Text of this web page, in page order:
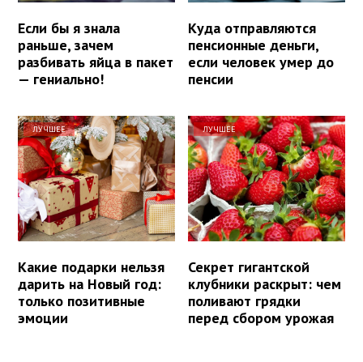
Если бы я знала
раньше, зачем
разбивать яйца в пакет
— гениально!
Куда отправляются
пенсионные деньги,
если человек умер до
пенсии
ЛУЧШЕЕ
Какие подарки нельзя
дарить на Новый год:
только позитивные
эмоции
ЛУЧШЕЕ
Секрет гигантской
клубники раскрыт: чем
поливают грядки
перед сбором урожая